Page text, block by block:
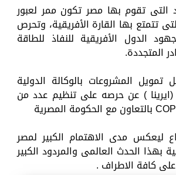
التى تقوم بها مصر تكون ممر لعبور
تتمتع بها القارة الأفريقية، وتحرص
الدول الأفريقية للنفاذ للطاقة
المتجددة.
تمويل المشروعات بالوكالة الدولية
(ايرينا ) عن حرصه على تنظيم عدد من
ليعكس مدى الاهتمام الكبير لمصر
بهذا الحدث العالمى والمردود الكبير
كافة الاطراف .